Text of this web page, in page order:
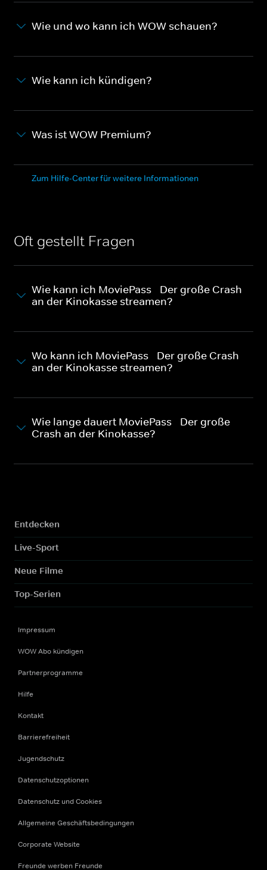
Wie und wo kann ich WOW schauen?
Wie kann ich kündigen?
Was ist WOW Premium?
Zum Hilfe-Center für weitere Informationen
Oft gestellt Fragen
Wie kann ich MoviePass - Der große Crash
an der Kinokasse streamen?
Wo kann ich MoviePass - Der große Crash
an der Kinokasse streamen?
Wie lange dauert MoviePass - Der große
Crash an der Kinokasse?
Entdecken
Live-Sport
Neue Filme
Top-Serien
Impressum
WOW Abo kündigen
Partnerprogramme
Hilfe
Kontakt
Barrierefreiheit
Jugendschutz
Datenschutzoptionen
Datenschutz und Cookies
Allgemeine Geschäftsbedingungen
Corporate Website
Freunde werben Freunde